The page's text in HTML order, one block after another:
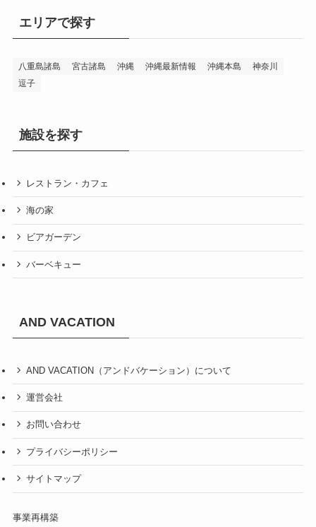
エリアで探す
八重島諸島 宮古諸島 沖縄 沖縄最新情報 沖縄本島
神奈川
逗子
施設を探す
レストラン・カフェ
海の家
ビアガーデン
バーベキュー
AND VACATION
AND VACATION（アンドバケーション）について
運営会社
お問い合わせ
プライバシーポリシー
サイトマップ
事業再構築